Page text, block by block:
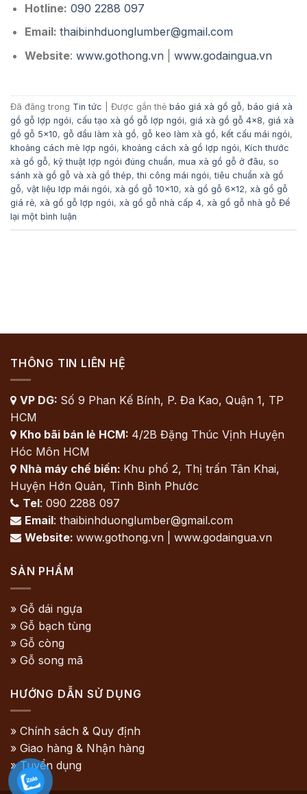
Hotline: 090 2288 097
Email: thaibinhduonglumber@gmail.com
Website: www.gothong.vn www.godaingua.vn
Đã đăng trong Tin tức Được gắn thẻ báo giá xà gồ gỗ, báo giá xà
gồ gỗ lợp ngói, cấu tạo xà gồ gỗ lợp ngói, giá xà gồ gỗ 4x8, giá xà
gồ gỗ 5x10, gỗ dầu làm xà gồ, gỗ keo làm xà gồ, kết cấu mái ngói,
khoảng cách mè lợp ngói, khoảng cách xà gồ lợp ngói, Kích thước
xà gồ gỗ, kỹ thuật lợp ngói đúng chuẩn, mua xà gồ gỗ ở đâu, so
sánh xà gồ gỗ và xà gồ thép,thi công mái ngói,tiêu chuẩn xà gồ
gỗ, vật liệu lợp mái ngói, xà gồ gỗ 10x10, xà gồ gỗ 6x12, xà gồ gỗ
giá rẻ, xà gồ gỗ lợp ngói, xà gồ gỗ nhà cấp 4, xà gồ gỗ nhà gỗ Để
lại một bình luận
THÔNG TIN LIÊN HỆ
 VP DG: Số 9 Phan Kế Bính, P. Đa Kao, Quận 1, TP
HCM
 Kho bãi bán lẻ HCM: 4/2B Đặng Thúc Vịnh Huyện
Hóc Môn HCM
 Nhà máy chế biến: Khu phố 2, Thị trấn Tân Khai,
Huyện Hớn Quản, Tỉnh Bình Phước
 Tel: 090 2288 097
 Email: thaibinhduonglumber@gmail.com
 Website: www.gothong.vn | www.godaingua.vn
SẢN PHẨM
» Gỗ dái ngựa
» Gỗ bạch tùng
» Gỗ còng
» Gỗ song mã
HƯỚNG DẪN SỬ DỤNG
» Chính sách & Quy định
» Giao hàng & Nhận hàng
» Tuyển dụng